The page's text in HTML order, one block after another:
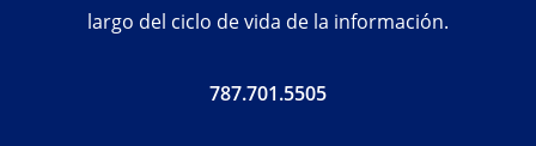
largo del ciclo de vida de la información.
787.701.5505